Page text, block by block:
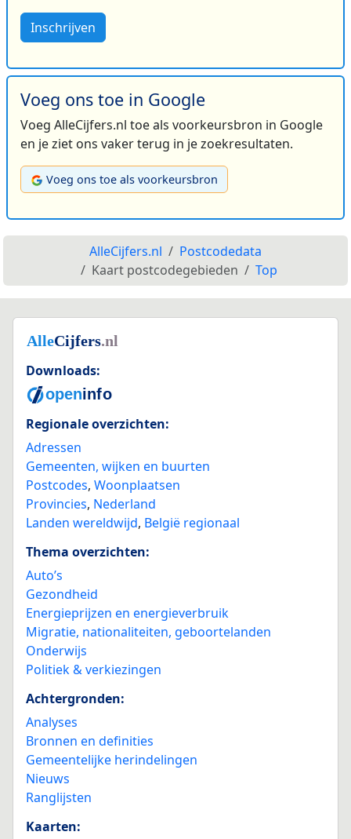
Inschrijven
Voeg ons toe in Google
Voeg AlleCijfers.nl toe als voorkeursbron in Google
en je ziet ons vaker terug in je zoekresultaten.
Voeg ons toe als voorkeursbron
AlleCijfers.nl
Postcodedata
Kaart postcodegebieden
Top
Downloads:
Regionale overzichten:
Adressen
Gemeenten, wijken en buurten
Postcodes, Woonplaatsen
Provincies, Nederland
Landen wereldwijd, België regionaal
Thema overzichten:
Auto’s
Gezondheid
Energieprijzen en energieverbruik
Migratie, nationaliteiten, geboortelanden
Onderwijs
Politiek & verkiezingen
Achtergronden:
Analyses
Bronnen en definities
Gemeentelijke herindelingen
Nieuws
Ranglijsten
Kaarten: